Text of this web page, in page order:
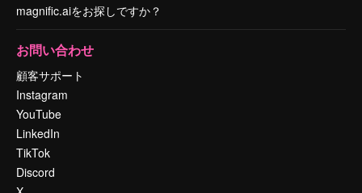
magnific.aiをお探しですか？
お問い合わせ
顧客サポート
Instagram
YouTube
LinkedIn
TikTok
Discord